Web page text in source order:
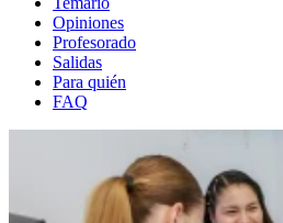
Opiniones
Profesorado
Salidas
Para quién
FAQ